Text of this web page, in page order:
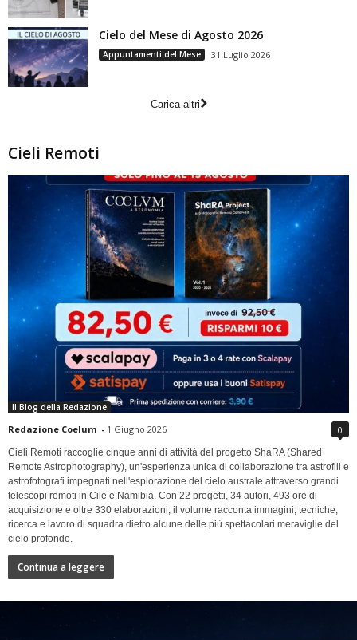
Cielo del Mese di Agosto 2026
Appuntamenti del Mese 31 Luglio 2026
Carica altri
Cieli Remoti
Il Blog della Redazione
Redazione Coelum - 1 Giugno 2026 0
Cieli Remoti raccoglie cinque anni di attività del progetto ShaRA (Shared
Remote Astrophotography), un'esperienza unica di collaborazione tra astrofili e
astrofotografi impegnati nell'esplorazione del cielo australe attraverso grandi
telescopi remoti in Cile e Namibia. Con 22 progetti, 34 autori, 493 ore di
acquisizione e oltre 330 elaborazioni, il volume racconta immagini, tecniche,
ricerca e lavoro di squadra dietro alcune delle più spettacolari meraviglie del
cielo profondo.
Continua a leggere